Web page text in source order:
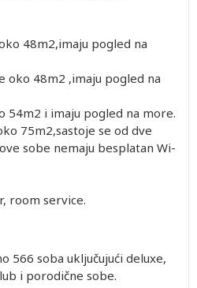
48m2,imaju pogled na
oko 48m2 ,imaju pogled na
54m2 i imaju pogled na more.
75m2,sastoje se od dve
sobe nemaju besplatan Wi-
room service.
566 soba uključujući deluxe,
i porodične sobe.